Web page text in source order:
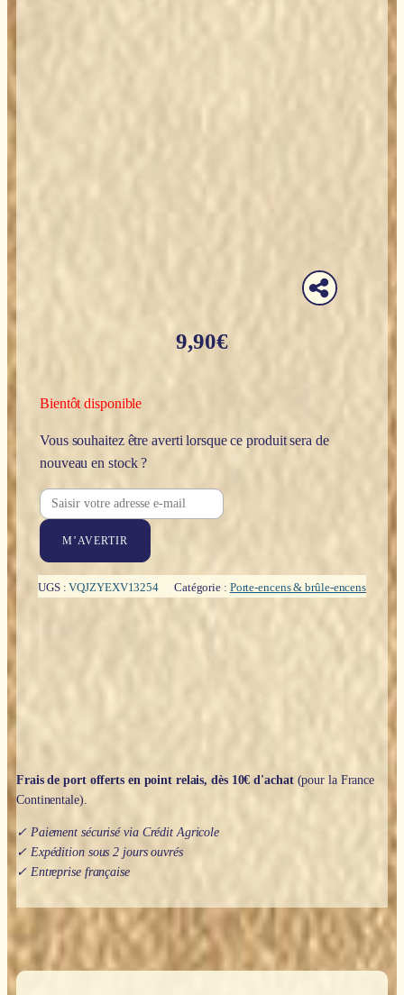
9,90€
Bientôt disponible
Vous souhaitez être averti lorsque ce produit sera de
nouveau en stock ?
M’AVERTIR
UGS :VQJZYEXV13254 Catégorie : Porte-encens & brûle-encens
Frais de port offerts en point relais, dès 10€ d'achat(pour la France
Continentale).
✓ Paiement sécurisé via Crédit Agricole
✓ Expédition sous 2 jours ouvrés
✓ Entreprise française